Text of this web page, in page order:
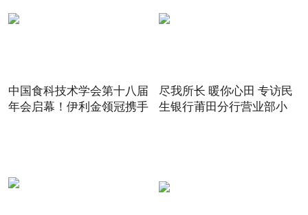
中国食科技术学会第十八届
年会启幕！伊利金领冠携手
尽我所长 暖你心田 专访民
生银行莆田分行营业部小